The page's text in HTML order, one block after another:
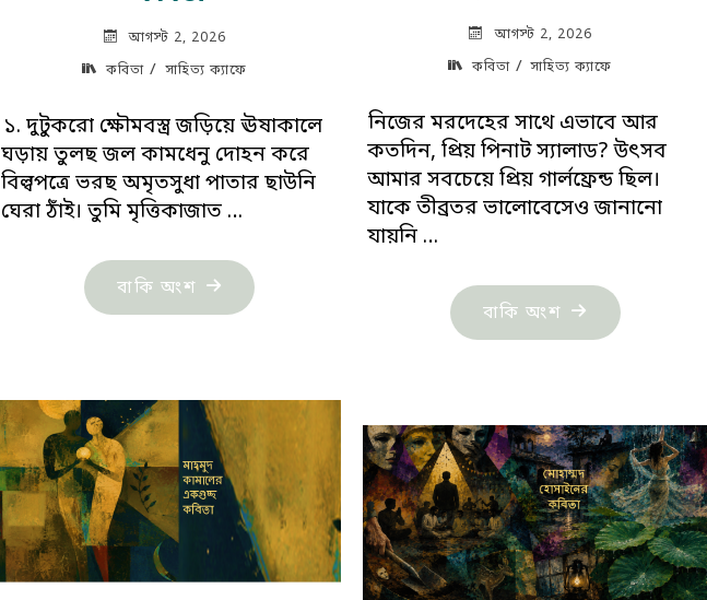
আগস্ট 2, 2026
কবিতা / সাহিত্য ক্যাফে
১. দুটুকরো ক্ষৌমবস্ত্র জড়িয়ে ঊষাকালে
ঘড়ায় তুলছ জল কামধেনু দোহন করে
বিল্বপত্রে ভরছ অমৃতসুধা পাতার ছাউনি
ঘেরা ঠাঁই। তুমি মৃত্তিকাজাত …
বাকি অংশ "সাদিয়া
নাজিবের
আগস্ট 2, 2026
কবিতা/ সাহিত্য ক্যাফে
নিজের মরদেহের সাথে এভাবে আর
কতদিন, প্রিয় পিনাট স্যালাড? উৎসব
আমার সবচেয়ে প্রিয় গার্লফ্রেন্ড ছিল।
যাকে তীব্রতর ভালোবেসেও জানানো
যায়নি …
বাকি অংশ "নাইম
আহমেদের